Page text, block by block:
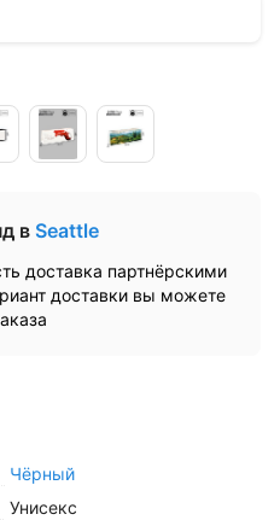
в Seattle
доставка партнёрскими
доставки вы можете
Чёрный
Унисекс